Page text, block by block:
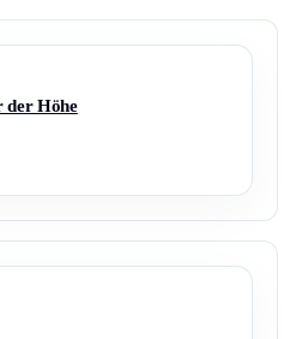
der Höhe